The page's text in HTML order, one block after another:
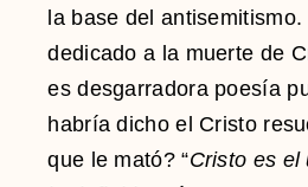
la base del
dedicado a la muerte de
es desgarradora poesía
habría dicho el Cristo
que le mató? “Cristo es el